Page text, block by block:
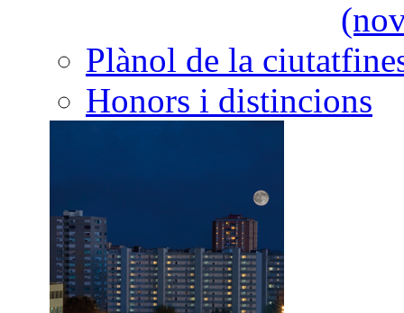
Plànol de la ciutat
Honors i distincions